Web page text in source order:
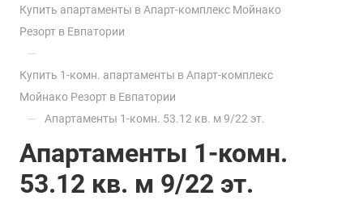
Купить апартаменты в Апарт-комплекс Мойнако
Резорт в Евпатории
—
Купить 1-комн. апартаменты в Апарт-комплекс
Мойнако Резорт в Евпатории
— Апартаменты 1-комн. 53.12 кв. м 9/22 эт.
Апартаменты 1-комн.
53.12 кв. м 9/22 эт.